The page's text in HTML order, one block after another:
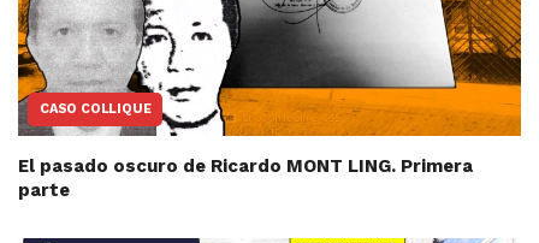
CASO COLLIQUE
El pasado oscuro de Ricardo MONT LING. Primera
parte